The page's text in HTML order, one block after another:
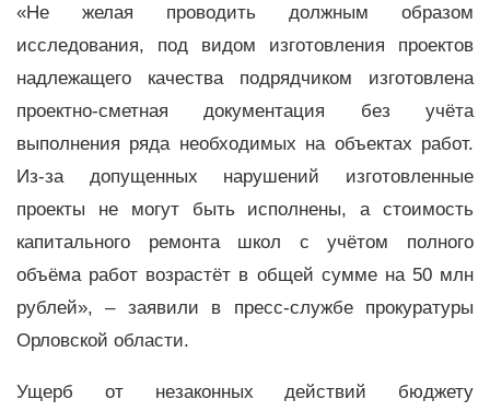
«Не желая проводить должным образом
исследования, под видом изготовления проектов
надлежащего качества подрядчиком изготовлена
проектно-сметная документация без учёта
выполнения ряда необходимых на объектах работ.
Из-за допущенных нарушений изготовленные
проекты не могут быть исполнены, а стоимость
капитального ремонта школ с учётом полного
объёма работ возрастёт в общей сумме на 50 млн
рублей», – заявили в пресс-службе прокуратуры
Орловской области.
Ущерб от незаконных действий бюджету